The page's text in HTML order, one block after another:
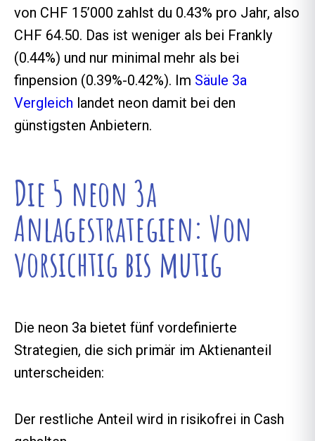
von CHF 15’000 zahlst du 0.43% pro Jahr, also
CHF 64.50. Das ist weniger als bei Frankly
(0.44%) und nur minimal mehr als bei
finpension (0.39%-0.42%). Im Säule 3a
Vergleich landet neon damit bei den
günstigsten Anbietern.
Die 5 neon 3a
Anlagestrategien: Von
vorsichtig bis mutig
Die neon 3a bietet fünf vordefinierte
Strategien, die sich primär im Aktienanteil
unterscheiden:
Der restliche Anteil wird in risikofrei in Cash